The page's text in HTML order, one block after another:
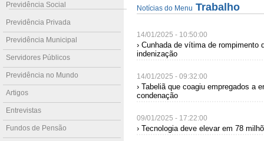
Previdência Social
Previdência Privada
Previdência Municipal
Servidores Públicos
Previdência no Mundo
Artigos
Entrevistas
Fundos de Pensão
Notícias do Menu Trabalho
14/01/2025 - 10:50:00
› Cunhada de vítima de rompimento
indenização
14/01/2025 - 09:32:00
› Tabeliã que coagiu empregados a
condenação
09/01/2025 - 17:22:00
› Tecnologia deve elevar em 78